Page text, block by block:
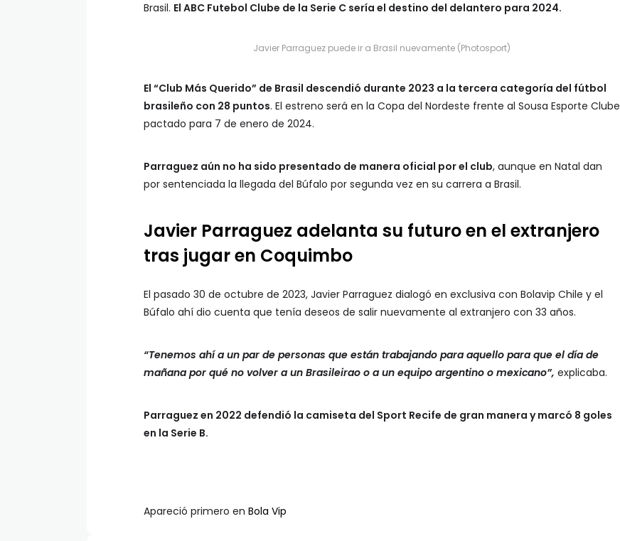
Brasil. El ABC Futebol Clube de la Serie C sería el destino del delantero para 2024.
Javier Parraguez puede ir a Brasil nuevamente (Photosport)
El “Club Más Querido” de Brasil descendió durante 2023 a la tercera categoría del fútbol
brasileño con 28 puntos. El estreno será en la Copa del Nordeste frente al Sousa Esporte Clube
pactado para 7 de enero de 2024.
Parraguez aún no ha sido presentado de manera oficial por el club, aunque en Natal dan
por sentenciada la llegada del Búfalo por segunda vez en su carrera a Brasil.
Javier Parraguez adelanta su futuro en el extranjero
tras jugar en Coquimbo
El pasado 30 de octubre de 2023, Javier Parraguez dialogó en exclusiva con Bolavip Chile y el
Búfalo ahí dio cuenta que tenía deseos de salir nuevamente al extranjero con 33 años.
“Tenemos ahí a un par de personas que están trabajando para aquello para que el día de
mañana por qué no volver a un Brasileirao o a un equipo argentino o mexicano”, explicaba.
Parraguez en 2022 defendió la camiseta del Sport Recife de gran manera y marcó 8 goles
en la Serie B.
Apareció primero en Bola Vip